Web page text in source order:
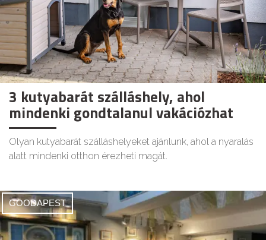
3 kutyabarát szálláshely, ahol
mindenki gondtalanul vakációzhat
Olyan kutyabarát szálláshelyeket ajánlunk, ahol a nyaralás
alatt mindenki otthon érezheti magát.
GOODAPEST